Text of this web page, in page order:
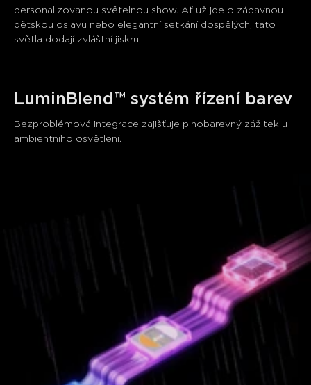
personalizovanou světelnou show. Ať už jde o zábavnou
dětskou oslavu nebo elegantní setkání dospělých, tato
světla dodají zvláštní jiskru.
LuminBlend™ systém řízení barev
Bezproblémová integrace zajišťuje plnobarevný zážitek u
ambientního osvětlení.